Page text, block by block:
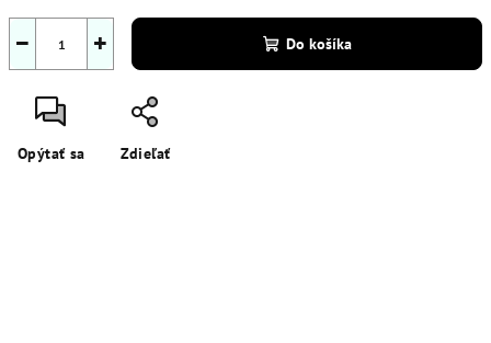
+
− Do košíka
Opýtať sa Zdieľať